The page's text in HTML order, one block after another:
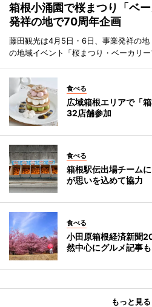
箱根小涌園で桜まつり「ベ
発祥の地で70周年企画
藤田観光は4月5日・6日、事業発祥の
の地域イベント「桜まつり・ベーカリー
食べる
広域箱根エリアで「
32店舗参加
食べる
箱根駅伝出場チーム
が思いを込めて協力
食べる
小田原箱根経済新聞
然中心にグルメ記事も
もっと見る